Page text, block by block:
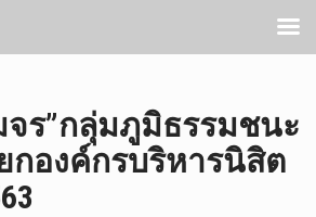
จร”กลุ่มภูมิธรรมชนะ
กองค์กรบริหารนิสิต